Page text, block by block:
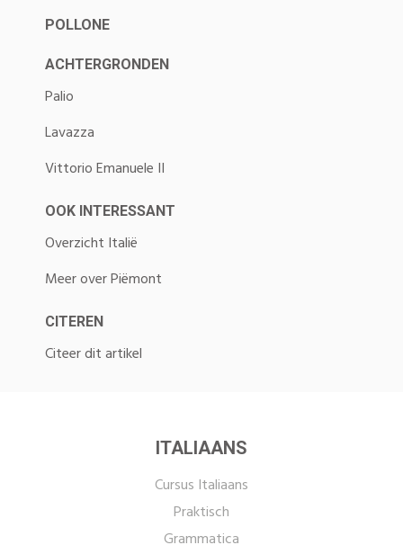
POLLONE
ACHTERGRONDEN
Palio
Lavazza
Vittorio Emanuele II
OOK INTERESSANT
Overzicht Italië
Meer over Piëmont
CITEREN
Citeer dit artikel
ITALIAANS
Cursus Italiaans
Praktisch
Grammatica